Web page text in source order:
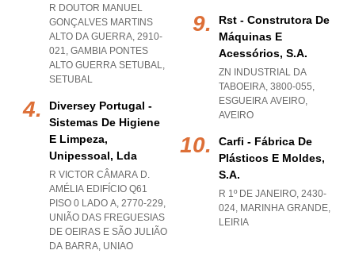
R DOUTOR MANUEL
GONÇALVES MARTINS
ALTO DA GUERRA, 2910-
021, GAMBIA PONTES
ALTO GUERRA SETUBAL,
SETUBAL
Diversey Portugal -
Sistemas De Higiene
E Limpeza,
Unipessoal, Lda
R VICTOR CÂMARA D.
AMÉLIA EDIFÍCIO Q61
PISO 0 LADO A, 2770-229,
UNIÃO DAS FREGUESIAS
DE OEIRAS E SÃO JULIÃO
DA BARRA, UNIAO
Rst - Construtora De
Máquinas E
Acessórios, S.a.
ZN INDUSTRIAL DA
TABOEIRA, 3800-055,
ESGUEIRA AVEIRO,
AVEIRO
Carfi - Fábrica De
Plásticos E Moldes,
S.a.
R 1º DE JANEIRO, 2430-
024, MARINHA GRANDE,
LEIRIA